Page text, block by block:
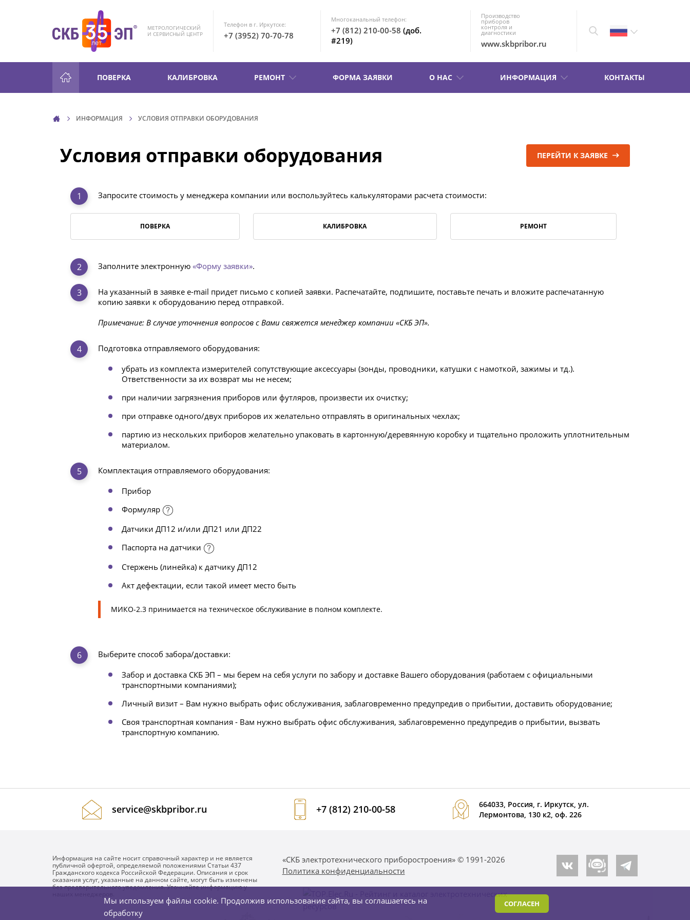
МЕТРОЛОГИЧЕСКИЙ
И СЕРВИСНЫЙ ЦЕНТР
Телефон в г. Иркутске:
+7 (3952) 70-70-78
Многоканальный телефон:
+7 (812) 210-00-58 (доб.
#219)
Производство
приборов
контроля и
диагностики
www.skbpribor.ru
ПОВЕРКА КАЛИБРОВКА РЕМОНТ ФОРМА ЗАЯВКИ О НАС ИНФОРМАЦИЯ КОНТАКТЫ
ИНФОРМАЦИЯ УСЛОВИЯ ОТПРАВКИ ОБОРУДОВАНИЯ
Условия отправки оборудования ПЕРЕЙТИ К ЗАЯВКЕ
Запросите стоимость у менеджера компании или воспользуйтесь калькуляторами расчета стоимости:
ПОВЕРКА КАЛИБРОВКА РЕМОНТ
Заполните электронную «Форму заявки».
На указанный в заявке e-mail придет письмо с копией заявки. Распечатайте, подпишите, поставьте печать и вложите распечатанную
копию заявки к оборудованию перед отправкой.
Примечание: В случае уточнения вопросов с Вами свяжется менеджер компании «СКБ ЭП».
Подготовка отправляемого оборудования:
убрать из комплекта измерителей сопутствующие аксессуары (зонды, проводники, катушки с намоткой, зажимы и тд.).
Ответственности за их возврат мы не несем;
при наличии загрязнения приборов или футляров, произвести их очистку;
при отправке одного/двух приборов их желательно отправлять в оригинальных чехлах;
партию из нескольких приборов желательно упаковать в картонную/деревянную коробку и тщательно проложить уплотнительным
материалом.
Комплектация отправляемого оборудования:
Прибор
Формуляр
Датчики ДП12 и/или ДП21 или ДП22
Паспорта на датчики
Стержень (линейка) к датчику ДП12
Акт дефектации, если такой имеет место быть
МИКО-2.3 принимается на техническое обслуживание в полном комплекте.
Выберите способ забора/доставки:
Забор и доставка СКБ ЭП – мы берем на себя услуги по забору и доставке Вашего оборудования (работаем с официальными
транспортными компаниями);
Личный визит – Вам нужно выбрать офис обслуживания, заблаговременно предупредив о прибытии, доставить оборудование;
Своя транспортная компания - Вам нужно выбрать офис обслуживания, заблаговременно предупредив о прибытии, вызвать
транспортную компанию.
service@skbpribor.ru +7 (812) 210-00-58
664033, Россия, г. Иркутск, ул.
Лермонтова, 130 к2, оф. 226
Информация на сайте носит справочный характер и не является
публичной офертой, определяемой положениями Статьи 437
Гражданского кодекса Российской Федерации. Описания и срок
оказания услуг, указанные на данном сайте, могут быть изменены
без предварительного уведомления. Уточняйте информацию у
«СКБ электротехнического приборостроения» © 1991-2026
Политика конфиденциальности
Мы используем файлы cookie. Продолжив использование сайта, вы соглашаетесь на
обработку
СОГЛАСЕН